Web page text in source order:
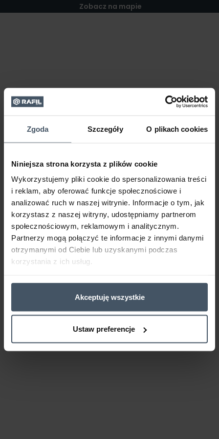
Zgoda Szczegóły O plikach cookies
Niniejsza strona korzysta z plików cookie
Wykorzystujemy pliki cookie do spersonalizowania treści
i reklam, aby oferować funkcje społecznościowe i
analizować ruch w naszej witrynie. Informacje o tym, jak
korzystasz z naszej witryny, udostępniamy partnerom
społecznościowym, reklamowym i analitycznym.
Partnerzy mogą połączyć te informacje z innymi danymi
otrzymanymi od Ciebie lub uzyskanymi podczas
korzystania z ich usług.
Akceptuję wszystkie
Ustaw preferencje
Zobacz na mapie